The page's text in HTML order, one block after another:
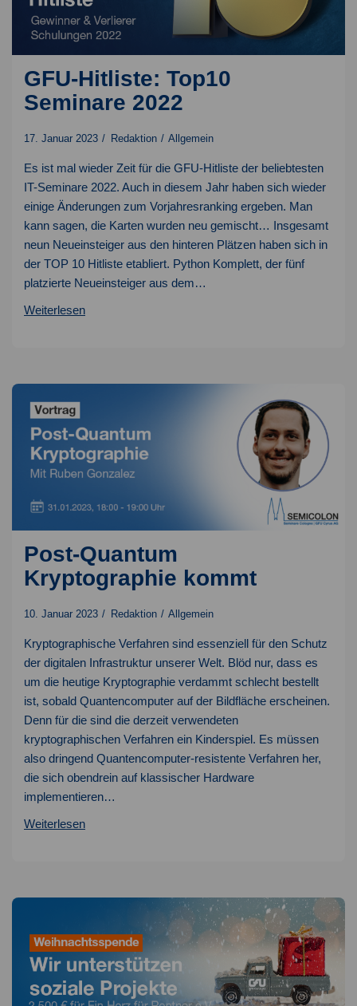
GFU-Hitliste: Top10
Seminare 2022
17. Januar 2023 Redaktion Allgemein
Es ist mal wieder Zeit für die GFU-Hitliste der beliebtesten
IT-Seminare 2022. Auch in diesem Jahr haben sich wieder
einige Änderungen zum Vorjahresranking ergeben. Man
kann sagen, die Karten wurden neu gemischt… Insgesamt
neun Neueinsteiger aus den hinteren Plätzen haben sich in
der TOP 10 Hitliste etabliert. Python Komplett, der fünf
platzierte Neueinsteiger aus dem…
WeiterlesenGFU-
2022
Post-Quantum
Kryptographie kommt
10. Januar 2023 Redaktion Allgemein
Kryptographische Verfahren sind essenziell für den Schutz
der digitalen Infrastruktur unserer Welt. Blöd nur, dass es
um die heutige Kryptographie verdammt schlecht bestellt
ist, sobald Quantencomputer auf der Bildfläche erscheinen.
Denn für die sind die derzeit verwendeten
kryptographischen Verfahren ein Kinderspiel. Es müssen
also dringend Quantencomputer-resistente Verfahren her,
die sich obendrein auf klassischer Hardware
implementieren…
WeiterlesenPost-